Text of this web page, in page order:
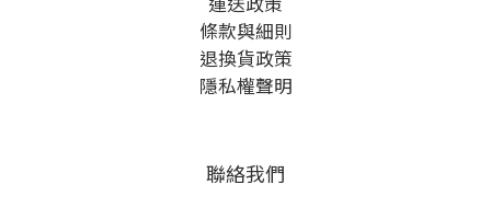
條款與細則
退換貨政策
隱私權聲明
聯絡我們